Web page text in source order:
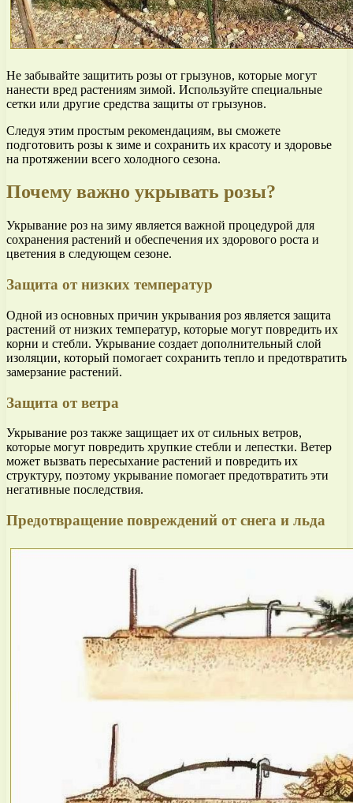
Не забывайте защитить розы от грызунов, которые могут
нанести вред растениям зимой. Используйте специальные
сетки или другие средства защиты от грызунов.
Следуя этим простым рекомендациям, вы сможете
подготовить розы к зиме и сохранить их красоту и здоровье
на протяжении всего холодного сезона.
Почему важно укрывать розы?
Укрывание роз на зиму является важной процедурой для
сохранения растений и обеспечения их здорового роста и
цветения в следующем сезоне.
Защита от низких температур
Одной из основных причин укрывания роз является защита
растений от низких температур, которые могут повредить их
корни и стебли. Укрывание создает дополнительный слой
изоляции, который помогает сохранить тепло и предотвратить
замерзание растений.
Защита от ветра
Укрывание роз также защищает их от сильных ветров,
которые могут повредить хрупкие стебли и лепестки. Ветер
может вызвать пересыхание растений и повредить их
структуру, поэтому укрывание помогает предотвратить эти
негативные последствия.
Предотвращение повреждений от снега и льда